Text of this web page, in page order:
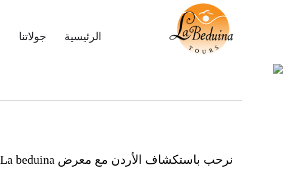
Main
الرئيسية جولاتنا